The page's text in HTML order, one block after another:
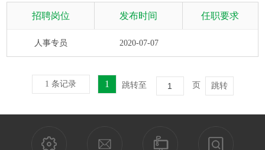
招聘岗位 发布时间 任职要求
人事专员 2020-07-07
1 条记录 1 跳转至 页 跳转